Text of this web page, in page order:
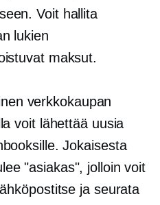
Voit hallita
lukien
maksut.
verkkokaupan
voit lähettää uusia
Jokaisesta
"asiakas", jolloin voit
ja seurata